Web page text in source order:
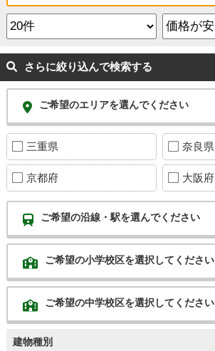
さらに絞り込んで検索する
ご希望のエリアを選んでください
三重県 奈良県
京都府 大阪府
ご希望の沿線・駅を選んでください
ご希望の小学校区を選択してください
ご希望の中学校区を選択してください
建物種別